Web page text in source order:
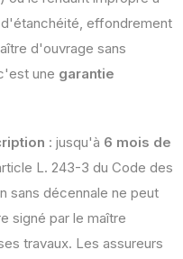
effondrement
d'ouvrage sans
une garantie
: jusqu'à 6 mois de
L. 243-3 du Code des
sans décennale ne peut
signé par le maître
travaux. Les assureurs